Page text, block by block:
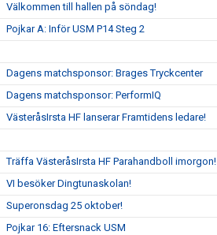
Välkommen till hallen på söndag!
Pojkar A: Inför USM P14 Steg 2
Dagens matchsponsor: Brages Tryckcenter
Dagens matchsponsor: PerformIQ
VästeråsIrsta HF lanserar Framtidens ledare!
Träffa VästeråsIrsta HF Parahandboll imorgon!
VI besöker Dingtunaskolan!
Superonsdag 25 oktober!
Pojkar 16: Eftersnack USM